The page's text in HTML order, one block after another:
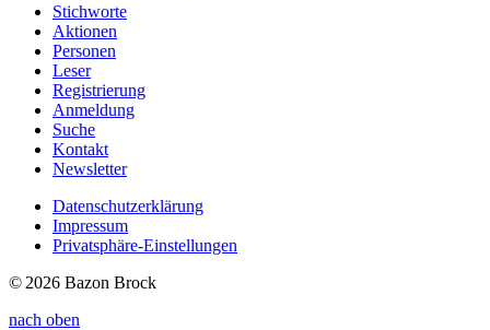
Stichworte
Aktionen
Personen
Leser
Registrierung
Anmeldung
Suche
Kontakt
Newsletter
Datenschutzerklärung
Impressum
Privatsphäre-Einstellungen
© 2026 Bazon Brock
nach oben